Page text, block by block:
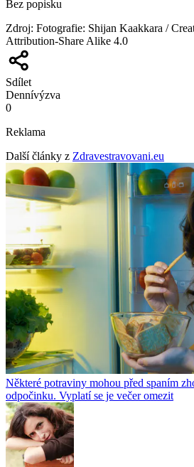
Bez popisku
Zdroj: Fotografie: Shijan Kaakkara /
Attribution-Share Alike 4.0
Sdílet
Dennívýzva
0
Reklama
Další články z Zdravestravovani.eu
Některé potraviny mohou před spaním
odpočinku. Vyplatí se je večer omezit